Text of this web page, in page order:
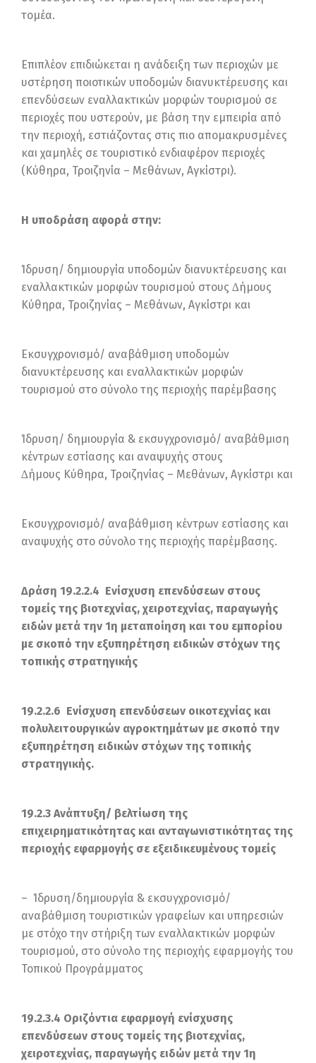
τομέα.
Επιπλέον επιδιώκεται η ανάδειξη των περιοχών με
υστέρηση ποιοτικών υποδομών διανυκτέρευσης και
επενδύσεων εναλλακτικών μορφών τουρισμού σε
περιοχές που υστερούν, με βάση την εμπειρία από
την περιοχή, εστιάζοντας στις πιο απομακρυσμένες
και χαμηλές σε τουριστικό ενδιαφέρον περιοχές
(Κύθηρα, Τροιζηνία – Μεθάνων, Αγκίστρι).
H υποδράση αφορά στην:
Ίδρυση/ δημιουργία υποδομών διανυκτέρευσης και
εναλλακτικών μορφών τουρισμού στους ∆ήμους
Κύθηρα, Τροιζηνίας – Μεθάνων, Αγκίστρι και
Εκσυγχρονισμό/ αναβάθμιση υποδομών
διανυκτέρευσης και εναλλακτικών μορφών
τουρισμού στο σύνολο της περιοχής παρέμβασης
Ίδρυση/ δημιουργία & εκσυγχρονισμό/ αναβάθμιση
κέντρων εστίασης και αναψυχής στους
∆ήμους Κύθηρα, Τροιζηνίας – Μεθάνων, Αγκίστρι και
Εκσυγχρονισμό/ αναβάθμιση κέντρων εστίασης και
αναψυχής στο σύνολο της περιοχής παρέμβασης.
Δράση 19.2.2.4 Ενίσχυση επενδύσεων στους
τομείς της βιοτεχνίας, χειροτεχνίας, παραγωγής
ειδών μετά την 1η μεταποίηση και του εμπορίου
με σκοπό την εξυπηρέτηση ειδικών στόχων της
τοπικής στρατηγικής
19.2.2.6 Ενίσχυση επενδύσεων οικοτεχνίας και
πολυλειτουργικών αγροκτημάτων με σκοπό την
εξυπηρέτηση ειδικών στόχων της τοπικής
στρατηγικής.
19.2.3 Ανάπτυξη/ βελτίωση της
επιχειρηματικότητας και ανταγωνιστικότητας της
περιοχής εφαρμογής σε εξειδικευμένους τομείς
– Ίδρυση/δημιουργία & εκσυγχρονισμό/
αναβάθμιση τουριστικών γραφείων και υπηρεσιών
με στόχο την στήριξη των εναλλακτικών μορφών
τουρισμού, στο σύνολο της περιοχής εφαρμογής του
Τοπικού Προγράμματος
19.2.3.4 Οριζόντια εφαρμογή ενίσχυσης
επενδύσεων στους τομείς της βιοτεχνίας,
χειροτεχνίας, παραγωγής ειδών μετά την 1η